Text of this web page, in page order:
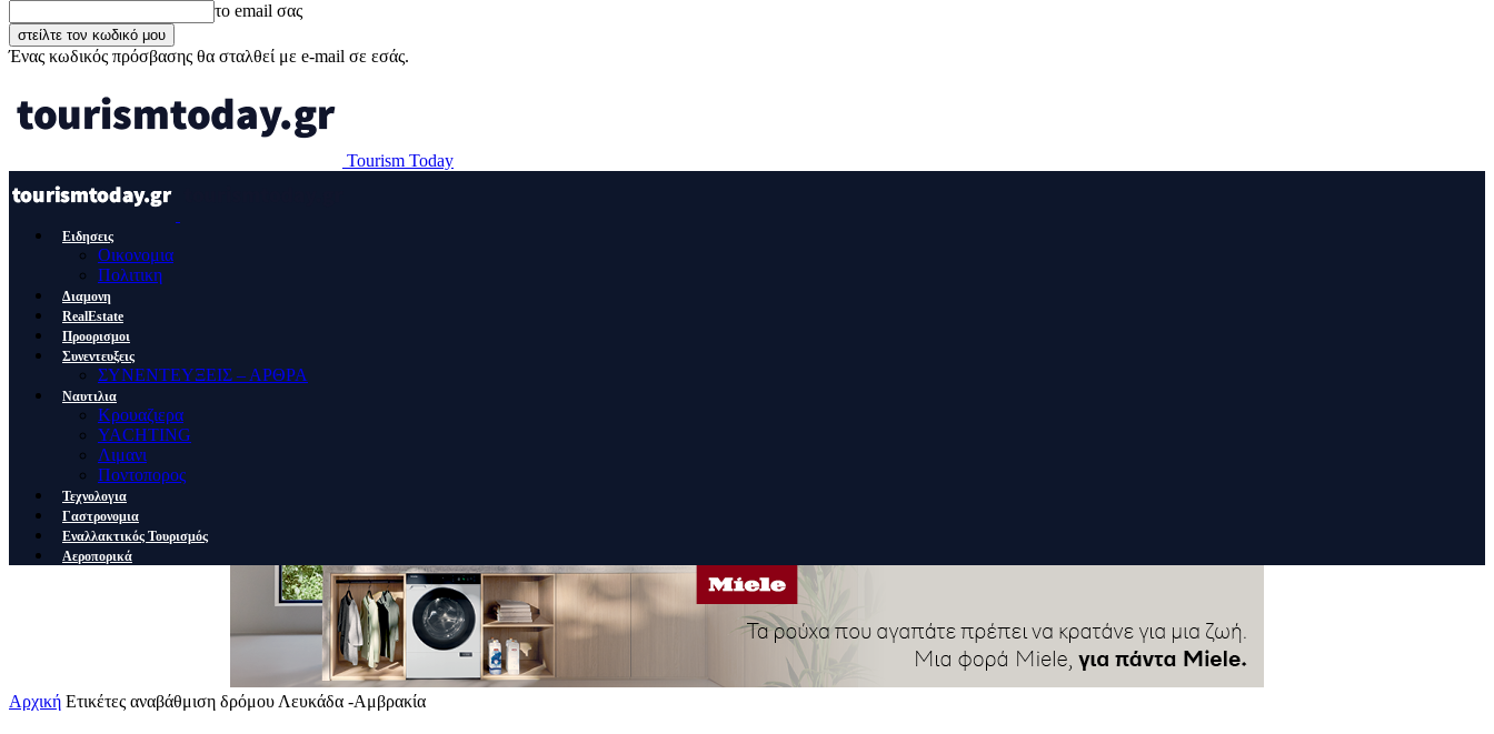
το email σας
Ένας κωδικός πρόσβασης θα σταλθεί με e-mail σε εσάς.
Tourism Today
Ειδησεις
Οικονομια
Πολιτικη
Διαμονη
RealEstate
Προορισμοι
Συνεντευξεις
ΣΥΝΕΝΤΕΥΞΕΙΣ – ΑΡΘΡΑ
Ναυτιλια
Κρουαζιερα
YACHTING
Λιμανι
Ποντοπορος
Τεχνολογια
Γαστρονομια
Εναλλακτικός Τουρισμός
Αεροπορικά
Αρχική Ετικέτες αναβάθμιση δρόμου Λευκάδα -Αμβρακία